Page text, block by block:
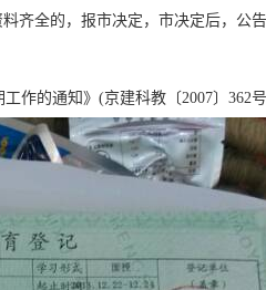
齐全的，报市决定，市决定后，公
作的通知》(京建科教〔2007〕362号